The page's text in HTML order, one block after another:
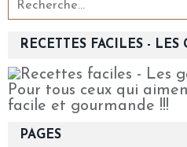
RECETTES FACILES - LES
Pour tous ceux qui
facile et gourmande !!!
PAGES